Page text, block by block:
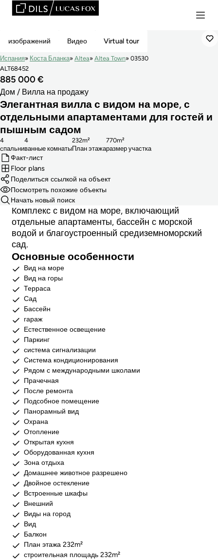
Эксклюзивная
изображений Видео Virtual tour
Испания Коста Бланка Altea Altea Town
03530
ALT68452
885 000 €
Дом / Вилла на продажу
Элегантная вилла с видом на море, с
отдельными апартаментами для гостей и
пышным садом
cпальни
4
ванные комнаты
4
План этажа
232m²
размер участка
770m²
Факт-лист
Floor plans
Поделиться ссылкой на объект
Посмотреть похожие объекты
Начать новый поиск
Комплекс с видом на море, включающий
отдельные апартаменты, бассейн с морской
водой и благоустроенный средиземноморский
сад.
Основные особенности
Вид на море
Вид на горы
Терраса
Сад
Бассейн
гараж
Естественное освещение
Паркинг
система сигнализации
Система кондиционирования
Рядом с международными школами
Прачечная
После ремонта
Подсобное помещение
Панорамный вид
Охрана
Отопление
Открытая кухня
Оборудованная кухня
Зона отдыха
Домашнее животное разрешено
Двойное остекление
Встроенные шкафы
Внешний
Виды на город
Вид
Балкон
План этажа 232m²
строительная площадь 232m²